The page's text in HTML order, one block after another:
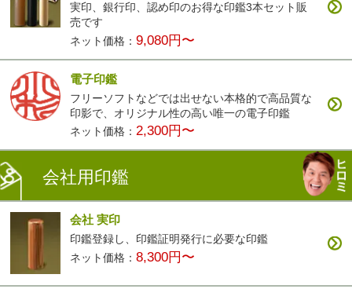
実印、銀行印、認め印のお得な印鑑3本セット販
売です
ネット価格：9,080円〜
電子印鑑
フリーソフトなどでは出せない本格的で高品質な
印影で、オリジナル性の高い唯一の電子印鑑
ネット価格： 2,300円〜
会社用印鑑
会社 実印
印鑑登録し、印鑑証明発行に必要な印鑑
ネット価格：8,300円〜